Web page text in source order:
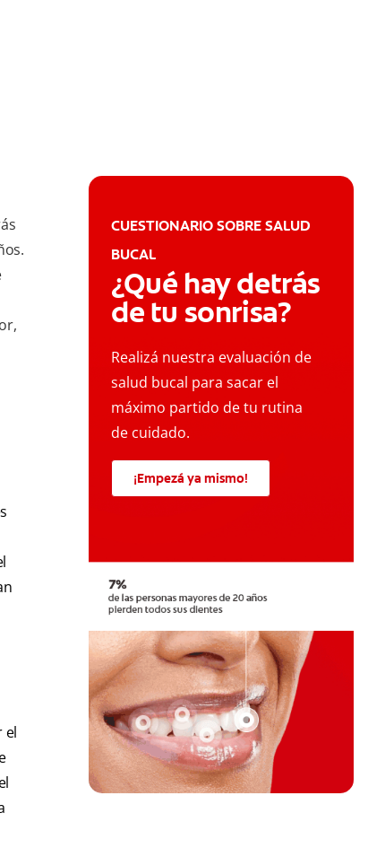
el
CUESTIONARIO SOBRE SALUD
BUCAL
¿Qué hay detrás
de tu sonrisa?
Realizá nuestra evaluación de
salud bucal para sacar el
máximo partido de tu rutina
de cuidado.
¡Empezá ya mismo!